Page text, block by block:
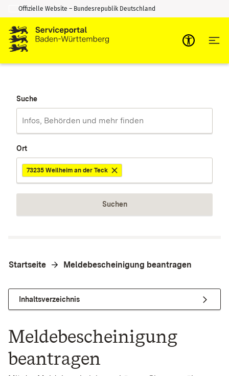
Zum Inhalt springen
Zur Suche springen
Offizielle Website – Bundesrepublik Deutschland
Suche
Ort
73235 Weilheim an der Teck
Suchen
Startseite Meldebescheinigung beantragen
Inhaltsverzeichnis
Meldebescheinigung
beantragen